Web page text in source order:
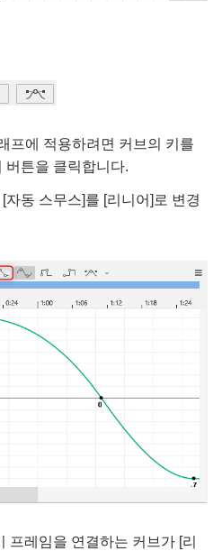
프에 적용하려면 커브의 키를
버튼을 클릭합니다.
동 스무스]를 [리니어]로 변경
프레임을 연결하는 커브가 [리